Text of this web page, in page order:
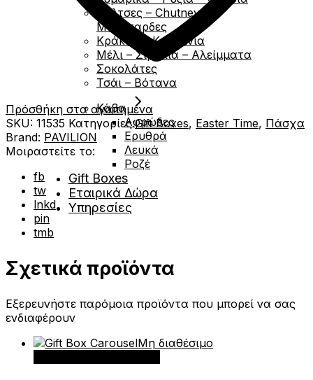
Σάλτσες – Chutney –
Μουσταρδες
Κράκερς- Κριτσινια
Μέλι – Σιρόπια – Αλείμματα
Σοκολάτες
Τσάι – Βότανα
Κάβα
Αφρώδες
Ερυθρά
Λευκά
Ροζέ
Gift Boxes
Εταιρικά Δώρα
Υπηρεσίες
Πρόσθήκη στα αγαπημένα
SKU: 11535 Κατηγορίες:Gift Boxes, Easter Time, Πάσχα
Brand: PAVILION
Μοιραστείτε το:
fb
tw
lnkd
pin
tmb
Σχετικά προϊόντα
Εξερευνήστε παρόμοια προϊόντα που μπορεί να σας
ενδιαφέρουν
Μη διαθέσιμο